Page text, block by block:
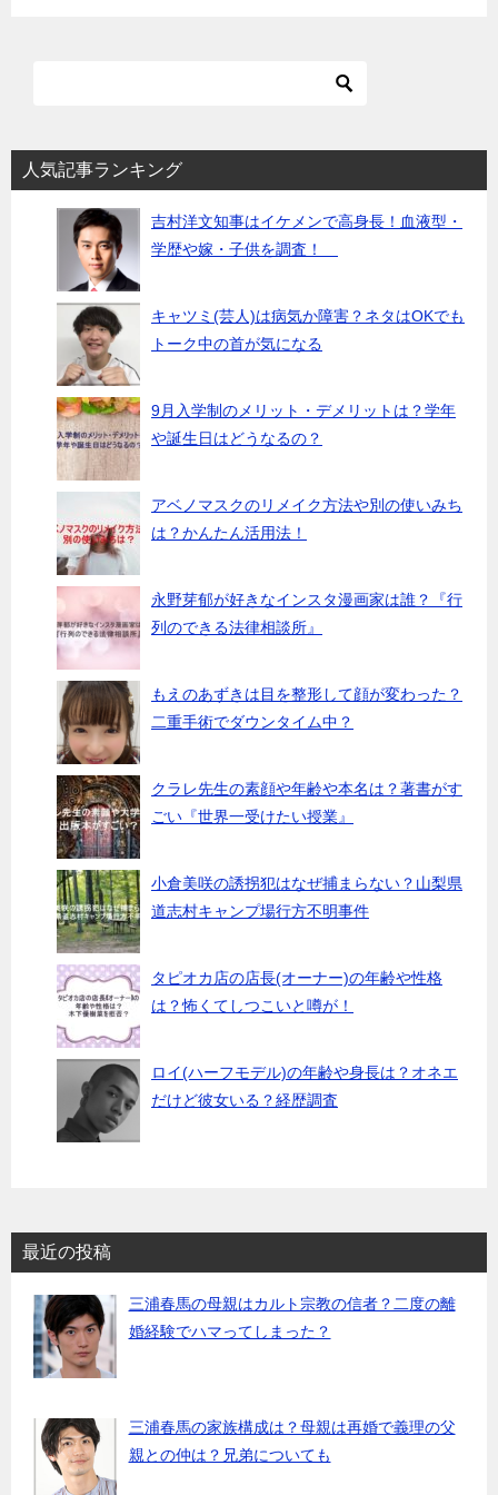
人気記事ランキング
吉村洋文知事はイケメンで高身長！血液型・
学歴や嫁・子供を調査！
キャツミ(芸人)は病気か障害？ネタはOKでも
トーク中の首が気になる
9月入学制のメリット・デメリットは？学年
や誕生日はどうなるの？
アベノマスクのリメイク方法や別の使いみち
は？かんたん活用法！
永野芽郁が好きなインスタ漫画家は誰？『行
列のできる法律相談所』
もえのあずきは目を整形して顔が変わった？
二重手術でダウンタイム中？
クラレ先生の素顔や年齢や本名は？著書がす
ごい『世界一受けたい授業』
小倉美咲の誘拐犯はなぜ捕まらない？山梨県
道志村キャンプ場行方不明事件
タピオカ店の店長(オーナー)の年齢や性格
は？怖くてしつこいと噂が！
ロイ(ハーフモデル)の年齢や身長は？オネエ
だけど彼女いる？経歴調査
最近の投稿
三浦春馬の母親はカルト宗教の信者？二度の離
婚経験でハマってしまった？
三浦春馬の家族構成は？母親は再婚で義理の父
親との仲は？兄弟についても